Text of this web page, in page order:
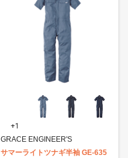
+1
GRACE ENGINEER'S
サマーライトツナギ半袖 GE-635